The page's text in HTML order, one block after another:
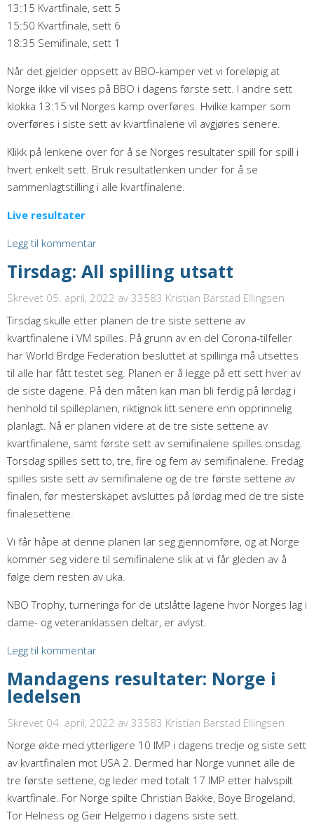
13:15 Kvartfinale, sett 5
15:50 Kvartfinale, sett 6
18:35 Semifinale, sett 1
Når det gjelder oppsett av BBO-kamper vet vi foreløpig at
Norge ikke vil vises på BBO i dagens første sett. I andre sett
klokka 13:15 vil Norges kamp overføres. Hvilke kamper som
overføres i siste sett av kvartfinalene vil avgjøres senere.
Klikk på lenkene over for å se Norges resultater spill for spill i
hvert enkelt sett. Bruk resultatlenken under for å se
sammenlagtstilling i alle kvartfinalene.
Live resultater
Legg til kommentar
Tirsdag: All spilling utsatt
Skrevet 05. april, 2022 av 33583 Kristian Barstad Ellingsen
Tirsdag skulle etter planen de tre siste settene av
kvartfinalene i VM spilles. På grunn av en del Corona-tilfeller
har World Brdge Federation besluttet at spillinga må utsettes
til alle har fått testet seg. Planen er å legge på ett sett hver av
de siste dagene. På den måten kan man bli ferdig på lørdag i
henhold til spilleplanen, riktignok litt senere enn opprinnelig
planlagt. Nå er planen videre at de tre siste settene av
kvartfinalene, samt første sett av semifinalene spilles onsdag.
Torsdag spilles sett to, tre, fire og fem av semifinalene. Fredag
spilles siste sett av semifinalene og de tre første settene av
finalen, før mesterskapet avsluttes på lørdag med de tre siste
finalesettene.
Vi får håpe at denne planen lar seg gjennomføre, og at Norge
kommer seg videre til semifinalene slik at vi får gleden av å
følge dem resten av uka.
NBO Trophy, turneringa for de utslåtte lagene hvor Norges lag i
dame- og veteranklassen deltar, er avlyst.
Legg til kommentar
Mandagens resultater: Norge i
ledelsen
Skrevet 04. april, 2022 av 33583 Kristian Barstad Ellingsen
Norge økte med ytterligere 10 IMP i dagens tredje og siste sett
av kvartfinalen mot USA 2. Dermed har Norge vunnet alle de
tre første settene, og leder med totalt 17 IMP etter halvspilt
kvartfinale. For Norge spilte Christian Bakke, Boye Brogeland,
Tor Helness og Geir Helgemo i dagens siste sett.